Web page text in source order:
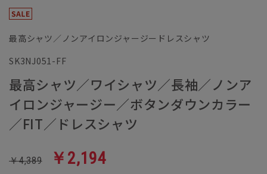
最高シャツ／ノンアイロンジャージードレスシャツ
SK3NJ051-FF
最高シャツ／ワイシャツ／長袖／ノンア
イロンジャージー／ボタンダウンカラー
／FIT／ドレスシャツ
￥4,389 ￥2,194